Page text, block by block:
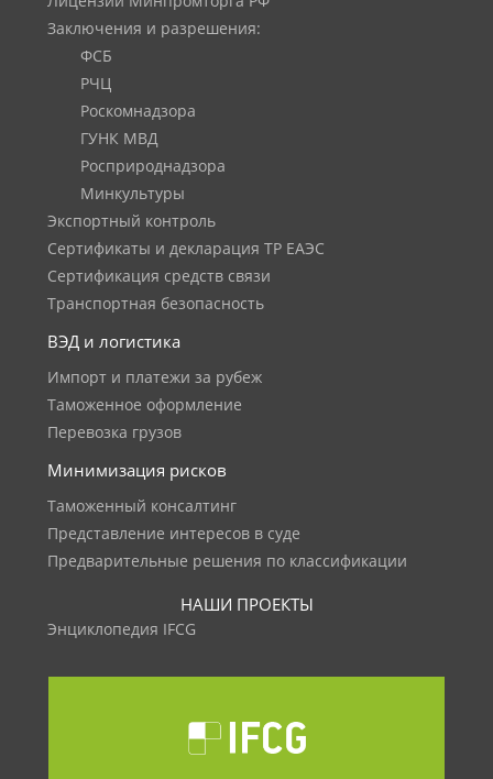
Заключения и разрешения:
ФСБ
РЧЦ
Роскомнадзора
ГУНК МВД
Росприроднадзора
Минкультуры
Экспортный контроль
Сертификаты и декларация ТР ЕАЭС
Сертификация средств связи
Транспортная безопасность
ВЭД и логистика
Импорт и платежи за рубеж
Таможенное оформление
Перевозка грузов
Минимизация рисков
Таможенный консалтинг
Представление интересов в суде
Предварительные решения по классификации
НАШИ ПРОЕКТЫ
Энциклопедия IFCG